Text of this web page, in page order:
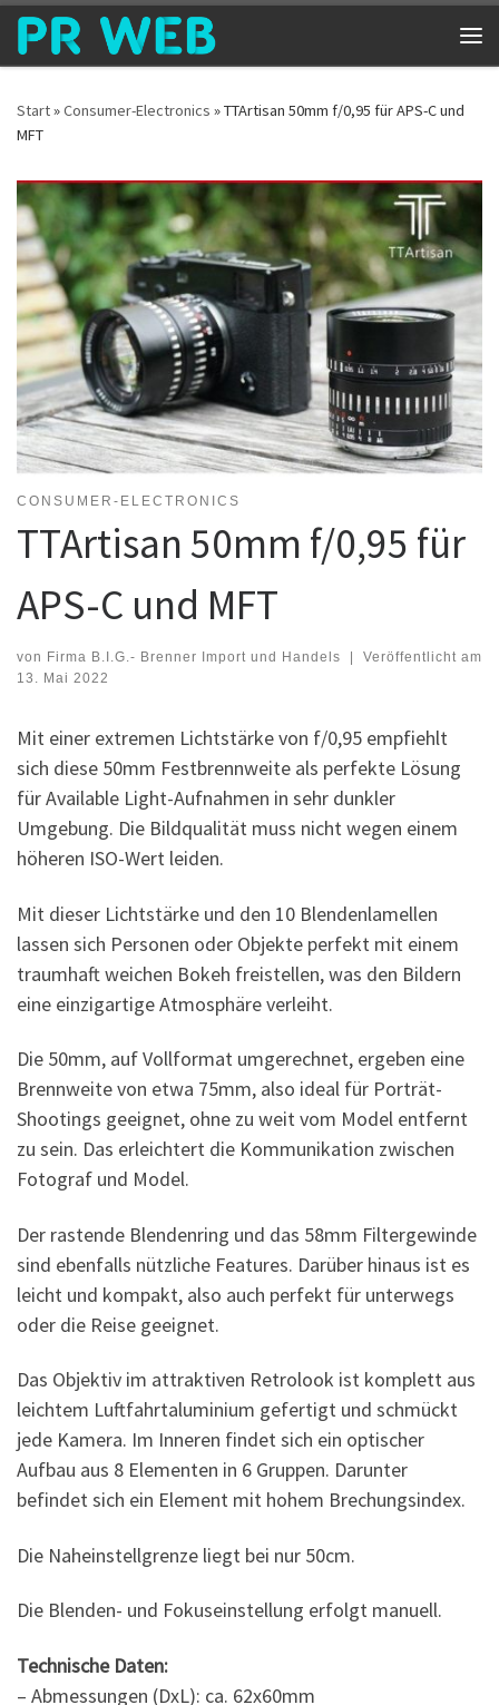
Zum Inhalt springen
Start»Consumer-Electronics »TTArtisan 50mm f/0,95 für APS-C und
MFT
CONSUMER-ELECTRONICS
TTArtisan 50mm f/0,95 für
APS-C und MFT
von Firma B.I.G.- Brenner Import und Handels
Veröffentlicht am
13. Mai 2022
Mit einer extremen Lichtstärke von f/0,95 empfiehlt
sich diese 50mm Festbrennweite als perfekte Lösung
für Available Light-Aufnahmen in sehr dunkler
Umgebung. Die Bildqualität muss nicht wegen einem
höheren ISO-Wert leiden.
Mit dieser Lichtstärke und den 10 Blendenlamellen
lassen sich Personen oder Objekte perfekt mit einem
traumhaft weichen Bokeh freistellen, was den Bildern
eine einzigartige Atmosphäre verleiht.
Die 50mm, auf Vollformat umgerechnet, ergeben eine
Brennweite von etwa 75mm, also ideal für Porträt-
Shootings geeignet, ohne zu weit vom Model entfernt
zu sein. Das erleichtert die Kommunikation zwischen
Fotograf und Model.
Der rastende Blendenring und das 58mm Filtergewinde
sind ebenfalls nützliche Features. Darüber hinaus ist es
leicht und kompakt, also auch perfekt für unterwegs
oder die Reise geeignet.
Das Objektiv im attraktiven Retrolook ist komplett aus
leichtem Luftfahrtaluminium gefertigt und schmückt
jede Kamera. Im Inneren findet sich ein optischer
Aufbau aus 8 Elementen in 6 Gruppen. Darunter
befindet sich ein Element mit hohem Brechungsindex.
Die Naheinstellgrenze liegt bei nur 50cm.
Die Blenden- und Fokuseinstellung erfolgt manuell.
Technische Daten:
– Abmessungen (DxL): ca. 62x60mm